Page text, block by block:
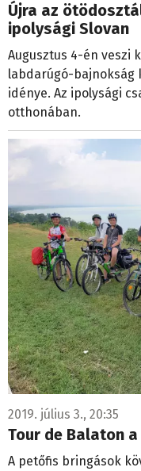
Újra az
ipolysági Slovan
Augusztus 4-én veszi
labdarúgó-bajnokság
idénye. Az ipolysági
otthonában.
2019. július 3., 20:35
Tour de Balaton
A petőfis bringások